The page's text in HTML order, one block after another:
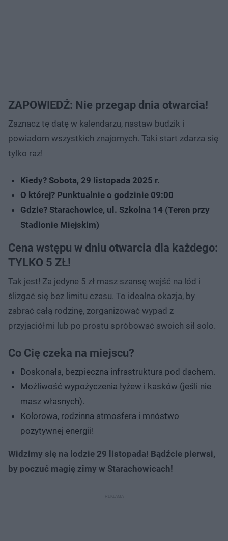
ZAPOWIEDŹ: Nie przegap dnia otwarcia!
Zaznacz tę datę w kalendarzu, nastaw budzik i
powiadom wszystkich znajomych. Taki start zdarza się
tylko raz!
Kiedy? Sobota, 29 listopada 2025 r.
O której? Punktualnie o godzinie 09:00
Gdzie? Starachowice, ul. Szkolna 14 (Teren przy
Stadionie Miejskim)
Cena wstępu w dniu otwarcia dla każdego:
TYLKO 5 ZŁ!
Tak jest! Za jedyne 5 zł masz szansę wejść na lód i
ślizgać się bez limitu czasu. To idealna okazja, by
zabrać całą rodzinę, zorganizować wypad z
przyjaciółmi lub po prostu spróbować swoich sił solo.
Co Cię czeka na miejscu?
Doskonała, bezpieczna infrastruktura pod dachem.
Możliwość wypożyczenia łyżew i kasków (jeśli nie
masz własnych).
Kolorowa, rodzinna atmosfera i mnóstwo
pozytywnej energii!
Widzimy się na lodzie 29 listopada! Bądźcie pierwsi,
by poczuć magię zimy w Starachowicach!